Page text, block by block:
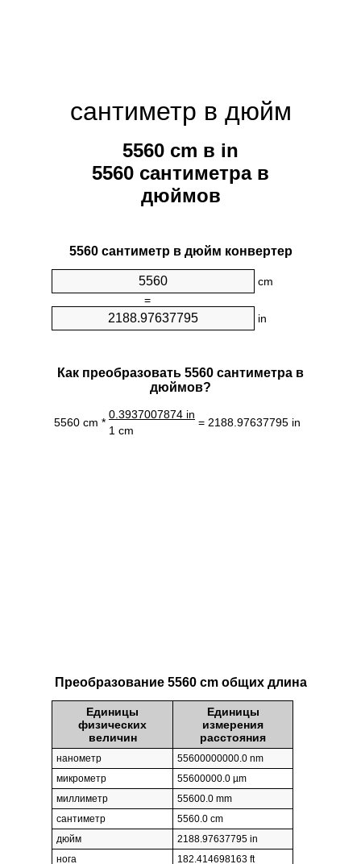
сантиметр в дюйм
5560 cm в in
5560 сантиметра в
дюймов
5560 сантиметр в дюйм конвертер
cm
=
in
Как преобразовать 5560 сантиметра в
дюймов?
5560 cm *
0.3937007874 in
= 2188.97637795 in
1 cm
Преобразование 5560 cm общих длина
Единицы
физических
величин
Единицы
измерения
расстояния
нанометр
55600000000.0 nm
микрометр
55600000.0 µm
миллиметр
55600.0 mm
сантиметр
5560.0 cm
дюйм
2188.97637795 in
нога
182.414698163 ft